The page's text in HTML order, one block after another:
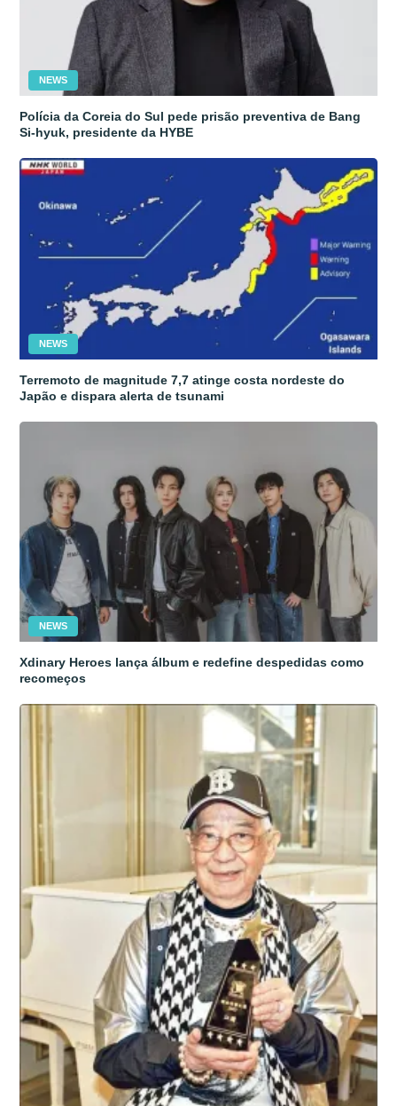
NEWS
Polícia da Coreia do Sul pede prisão preventiva de Bang
Si-hyuk, presidente da HYBE
NEWS
Terremoto de magnitude 7,7 atinge costa nordeste do
Japão e dispara alerta de tsunami
NEWS
Xdinary Heroes lança álbum e redefine despedidas como
recomeços